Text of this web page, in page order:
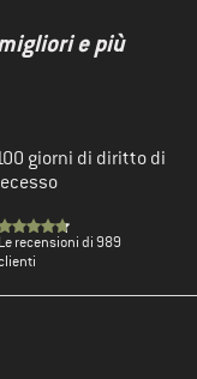
e più
giorni di diritto di
Le recensioni di 989